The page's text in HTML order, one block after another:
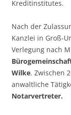
Kreditinstitutes.
Nach der
Kanzlei in Groß-
Verlegung nach
Wilke. Zwischen
anwaltliche
Notarvertreter.